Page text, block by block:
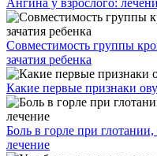
Совместимость группы
зачатия ребенка
Какие первые признаки
Боль в горле при
лечение